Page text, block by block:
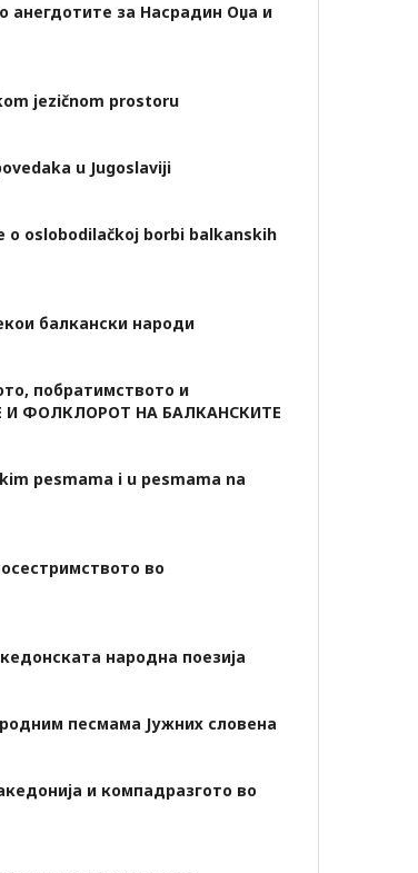
анегдотите за Насрадин Оџа и
jezičnom prostoru
u Jugoslaviji
о oslobodilačkoj borbi balkanskih
балкански народи
побратимството и
И ФОЛКЛОРОТ НА БАЛКАНСКИТЕ
pesmama i u pesmama nа
во
народна поезија
песмама Јужних словена
и компадразгото во